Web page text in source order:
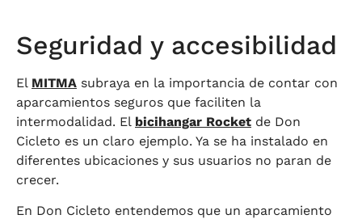
Seguridad y accesibilidad
El MITMA subraya en la importancia de contar con
aparcamientos seguros que faciliten la
intermodalidad. El bicihangar Rocket de Don
Cicleto es un claro ejemplo. Ya se ha instalado en
diferentes ubicaciones y sus usuarios no paran de
crecer.
En Don Cicleto entendemos que un aparcamiento